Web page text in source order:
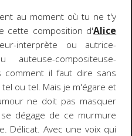
au moment où tu ne t'y
cette composition d'Alice
interprète ou autrice-
auteuse-compositeuse-
comment il faut dire sans
ou tel. Mais je m'égare et
ne doit pas masquer
dégage de ce murmure
Délicat. Avec une voix qui